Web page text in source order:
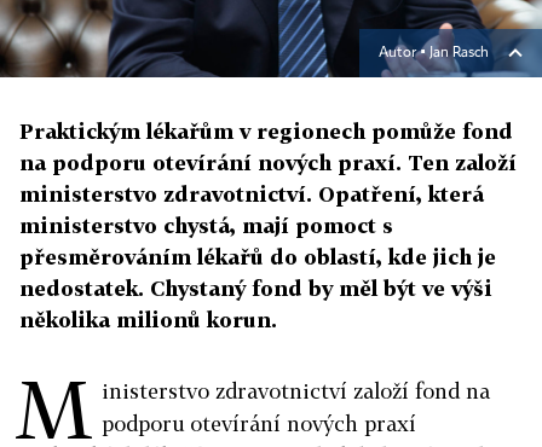
Autor ▪ Jan Rasch
Praktickým lékařům v regionech pomůže fond
na podporu otevírání nových praxí. Ten založí
ministerstvo zdravotnictví. Opatření, která
ministerstvo chystá, mají pomoct s
přesměrováním lékařů do oblastí, kde jich je
nedostatek. Chystaný fond by měl být ve výši
několika milionů korun.
M inisterstvo zdravotnictví založí fond na
podporu otevírání nových praxí